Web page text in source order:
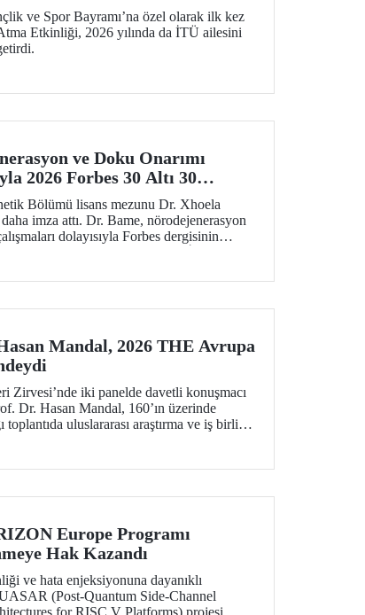
ve Spor Bayramı’na özel olarak ilk kez
Etkinliği, 2026 yılında da İTÜ ailesini
ve Doku Onarımı
2026 Forbes 30 Altı 30
Bölümü lisans mezunu Dr. Xhoela
imza attı. Dr. Bame, nörodejenerasyon
dolayısıyla Forbes dergisinin
Mandal, 2026 THE Avrupa
Zirvesi’nde iki panelde davetli konuşmacı
Dr. Hasan Mandal, 160’ın üzerinde
uluslararası araştırma ve iş birliği
Europe Programı
Hak Kazandı
ve hata enjeksiyonuna dayanıklı
(Post-Quantum Side-Channel
for RISC V Platforms) projesi,